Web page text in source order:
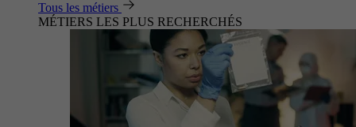
Tous les métiers
MÉTIERS LES PLUS RECHERCHÉS